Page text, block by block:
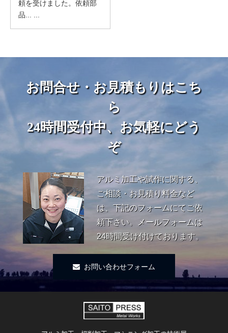
頼を受けました。依頼部
品... ...
お問合せ・お見積もりはこち
ら
24時間受付中、お気軽にどう
ぞ
アルミ加工や試作に関する、
ご相談・お見積り料金など
は、下記のフォームにてご依
頼下さい。メールフォームは
24時間受け付けております。
お問い合わせフォーム